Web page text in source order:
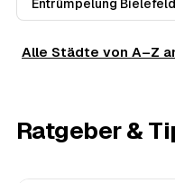
Entrümpelung Bielefeld
Alle Städte von A–Z
Ratgeber &